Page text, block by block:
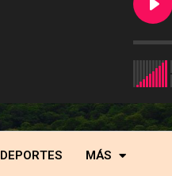
DEPORTES MÁS